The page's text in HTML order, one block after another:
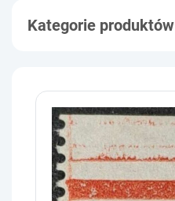
Kategorie produktów